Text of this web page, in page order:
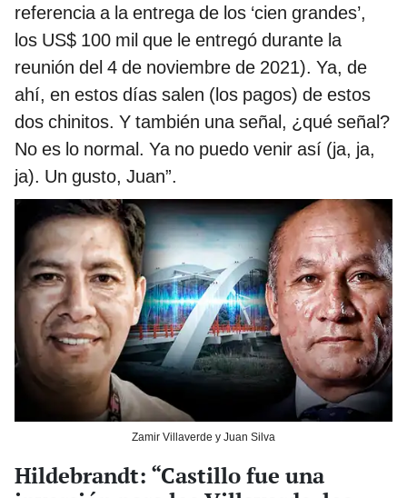
referencia a la entrega de los ‘cien grandes’,
los US$ 100 mil que le entregó durante la
reunión del 4 de noviembre de 2021). Ya, de
ahí, en estos días salen (los pagos) de estos
dos chinitos. Y también una señal, ¿qué señal?
No es lo normal. Ya no puedo venir así (ja, ja,
ja). Un gusto, Juan”.
Zamir Villaverde y Juan Silva
Hildebrandt: “Castillo fue una